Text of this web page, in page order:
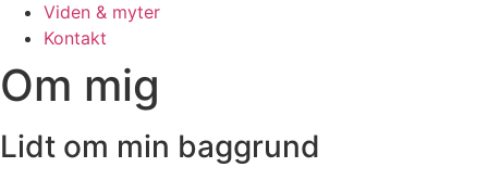
Viden & myter
Kontakt
Om mig
Lidt om min baggrund